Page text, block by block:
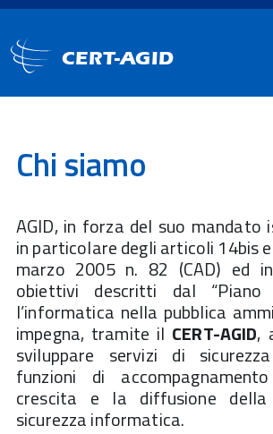
CERT-AGID
Chi siamo
AGID, in forza del suo mandato
in particolare degli articoli 14bis
marzo 2005 n. 82 (CAD) ed
obiettivi descritti dal “Piano
l’informatica nella pubblica
impegna, tramite il CERT-AGID,
sviluppare servizi di
funzioni di
crescita e la diffusione
sicurezza informatica.